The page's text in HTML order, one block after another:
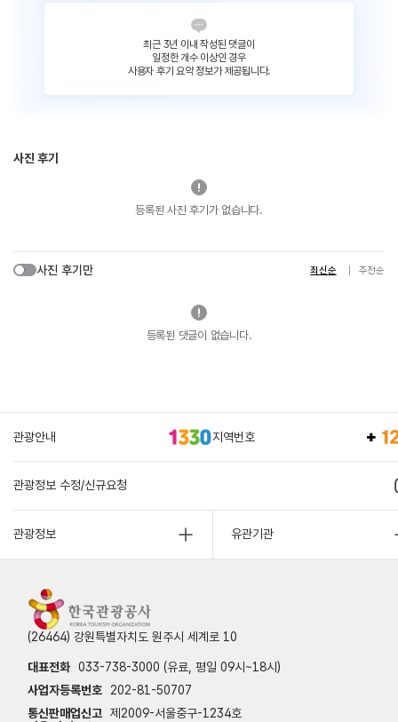
최근 3년 이내 작성된 댓글이
일정한 개수 이상인 경우
사용자 후기 요약 정보가 제공됩니다.
사진 후기
등록된 사진 후기가 없습니다.
사진 후기만 최신순 추천순
등록된 댓글이 없습니다.
관광안내 지역번호
관광정보 수정/신규요청
관광정보 유관기관
(26464) 강원특별자치도 원주시 세계로 10
대표전화 033-738-3000 (유료, 평일 09시~18시)
사업자등록번호
202-81-50707
통신판매업신고 제2009-서울중구-1234호